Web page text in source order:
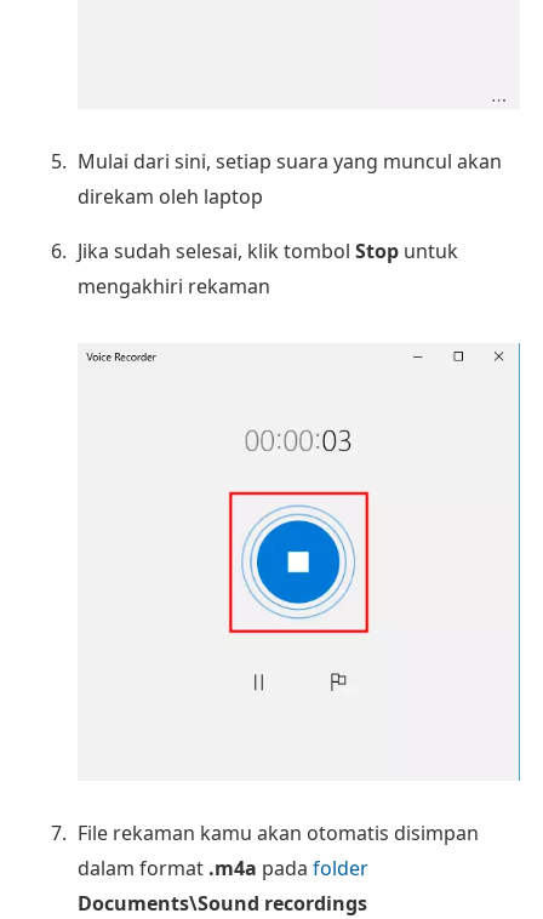
Mulai dari sini, setiap suara yang muncul akan
direkam oleh laptop
Jika sudah selesai, klik tombol Stopuntuk
mengakhiri rekaman
File rekaman kamu akan otomatis disimpan
dalam format .m4a pada folder
Documents\Sound recordings